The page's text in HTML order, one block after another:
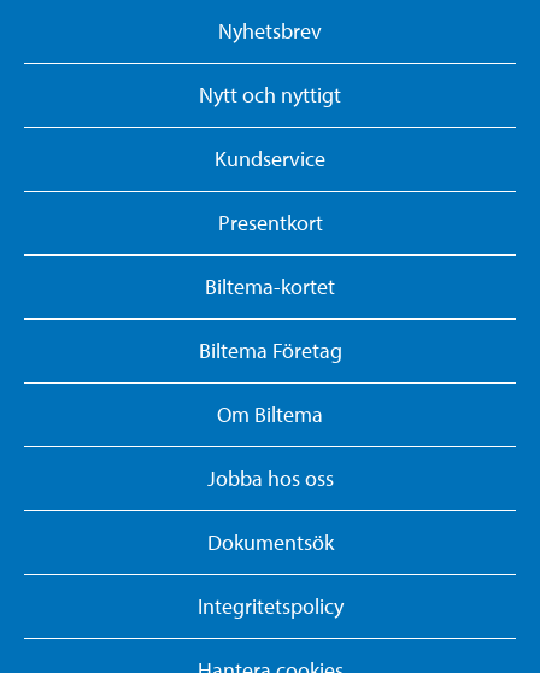
Nyhetsbrev
Nytt och nyttigt
Kundservice
Presentkort
Biltema-kortet
Biltema Företag
Om Biltema
Jobba hos oss
Dokumentsök
Integritetspolicy